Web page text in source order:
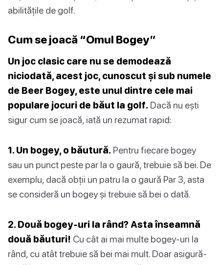
abilitățile de golf.
Cum se joacă “Omul Bogey”
Un joc clasic care nu se demodează
niciodată, acest joc, cunoscut și sub numele
de Beer Bogey, este unul dintre cele mai
populare jocuri de băut la golf. Dacă nu ești
sigur cum se joacă, iată un rezumat rapid:
1. Un bogey, o băutură. Pentru fiecare bogey
sau un punct peste par la o gaură, trebuie să bei. De
exemplu, dacă obții un patru la o gaură Par 3, asta
se consideră un bogey și trebuie să bei o dată.
2. Două bogey-uri la rând? Asta înseamnă
două băuturi! Cu cât ai mai multe bogey-uri la
rând, cu atât trebuie să bei mai mult. Doar asigură-